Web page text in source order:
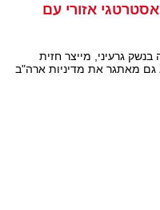
אזורי עם
גרעיני, מייצר חזית
גם מאתגר את מדיניות ארה"ב